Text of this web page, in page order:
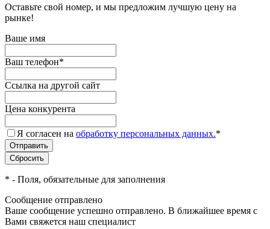
Оставьте свой номер, и мы предложим лучшую цену на
рынке!
Ваше имя
Ваш телефон*
Ссылка на другой сайт
Цена конкурента
Я согласен на обработку персональных данных.*
* - Поля, обязательные для заполнения
Сообщение отправлено
Ваше сообщение успешно отправлено. В ближайшее время с
Вами свяжется наш специалист